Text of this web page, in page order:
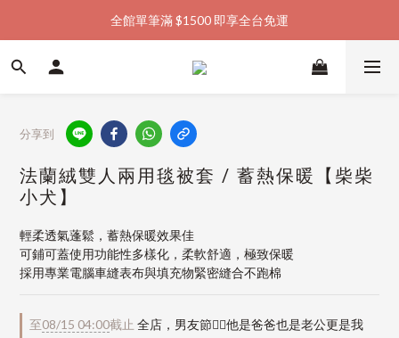
加入會員購物金  馬上領  馬上折
全館單筆滿 $1500 即享全台免運
加入會員購物金  馬上領  馬上折
分享到
法蘭絨雙人兩用毯被套 / 蓄熱保暖【柴柴
小犬】
輕柔透氣蓬鬆，蓄熱保暖效果佳
可鋪可蓋使用功能性多樣化，柔軟舒適，極致保暖
採用專業電腦車縫表布與填充物緊密縫合不跑棉
至08/15 04:00截止 全店，男友節👱‍♂️他是爸爸也是老公更是我